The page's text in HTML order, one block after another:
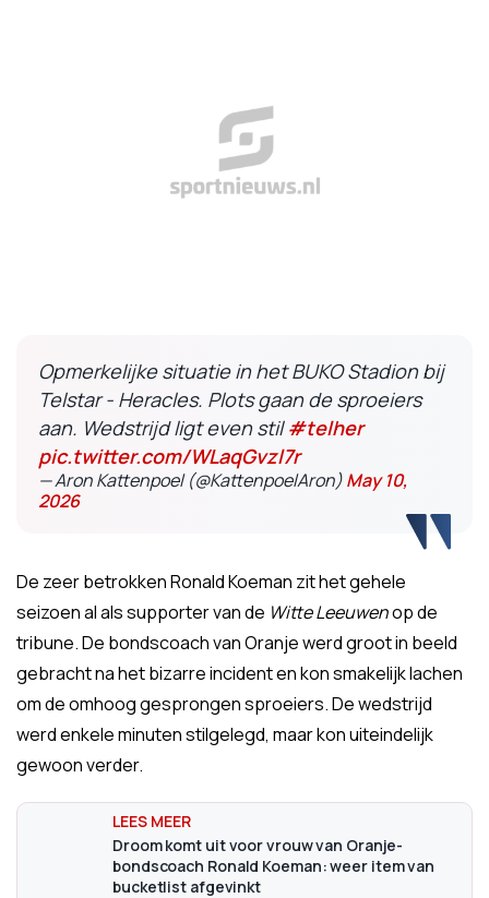
Opmerkelijke situatie in het BUKO Stadion bij
Telstar - Heracles. Plots gaan de sproeiers
aan. Wedstrijd ligt even stil#telher
pic.twitter.com/WLaqGvzl7r
— Aron Kattenpoel (@KattenpoelAron)May 10,
2026
De zeer betrokken Ronald Koeman zit het gehele
seizoen al als supporter van de Witte Leeuwenop de
tribune. De bondscoach van Oranje werd groot in beeld
gebracht na het bizarre incident en kon smakelijk lachen
om de omhoog gesprongen sproeiers. De wedstrijd
werd enkele minuten stilgelegd, maar kon uiteindelijk
gewoon verder.
Droom komt uit voor vrouw van Oranje-
bondscoach Ronald Koeman: weer item van
bucketlist afgevinkt